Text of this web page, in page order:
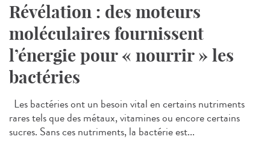
Révélation : des moteurs
moléculaires fournissent
l’énergie pour « nourrir » les
bactéries
Les bactéries ont un besoin vital en certains nutriments
rares tels que des métaux, vitamines ou encore certains
sucres. Sans ces nutriments, la bactérie est...